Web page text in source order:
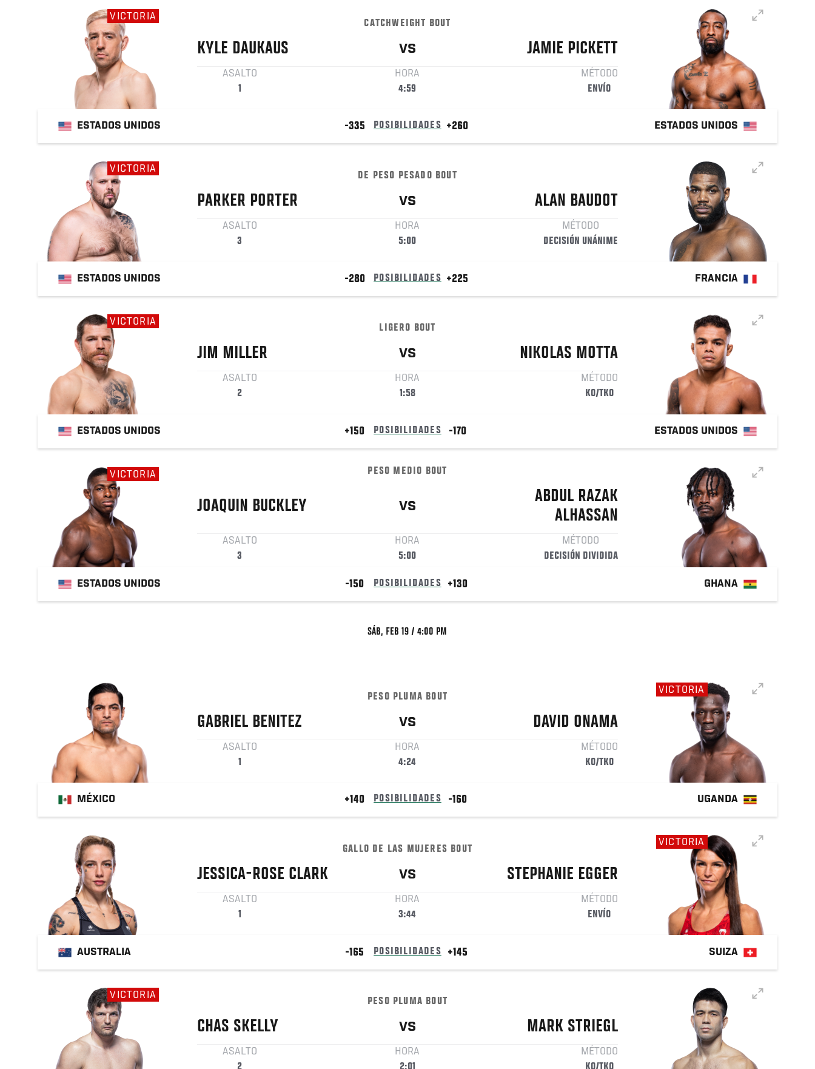
VICTORIA
CATCHWEIGHT BOUT
KYLE DAUKAUS VS JAMIE PICKETT
ASALTO
1
HORA
4:59
MÉTODO
ENVÍO
ESTADOS UNIDOS -335 POSIBILIDADES +260 ESTADOS UNIDOS
VICTORIA
DE PESO PESADO BOUT
PARKER PORTER VS ALAN BAUDOT
ASALTO
3
HORA
5:00
MÉTODO
DECISIÓN UNÁNIME
ESTADOS UNIDOS -280 POSIBILIDADES +225 FRANCIA
VICTORIA
LIGERO BOUT
JIM MILLER VS NIKOLAS MOTTA
ASALTO
2
HORA
1:58
MÉTODO
KO/TKO
ESTADOS UNIDOS +150 POSIBILIDADES -170 ESTADOS UNIDOS
VICTORIA PESO MEDIO BOUT
JOAQUIN BUCKLEY VS
ABDUL RAZAK
ALHASSAN
ASALTO
3
HORA
5:00
MÉTODO
DECISIÓN DIVIDIDA
ESTADOS UNIDOS -150 POSIBILIDADES +130 GHANA
SÁB, FEB 19 / 4:00 PM
PESO PLUMA BOUT
GABRIEL BENITEZ VS DAVID ONAMA
ASALTO
1
HORA
4:24
MÉTODO
KO/TKO
VICTORIA
MÉXICO +140 POSIBILIDADES -160 UGANDA
GALLO DE LAS MUJERES BOUT
JESSICA-ROSE CLARK VS STEPHANIE EGGER
ASALTO
1
HORA
3:44
MÉTODO
ENVÍO
VICTORIA
AUSTRALIA -165 POSIBILIDADES +145 SUIZA
VICTORIA
PESO PLUMA BOUT
CHAS SKELLY VS MARK STRIEGL
ASALTO
HORA
MÉTODO